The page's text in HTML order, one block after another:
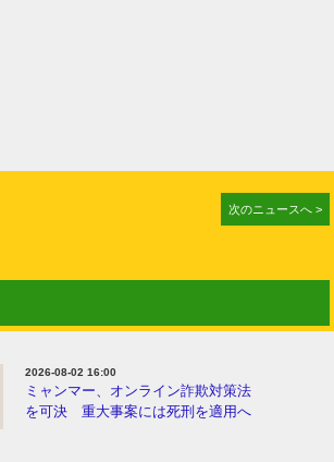
次のニュースへ >
2026-08-02 16:00
ミャンマー、オンライン詐欺対策法
を可決 重大事案には死刑を適用へ